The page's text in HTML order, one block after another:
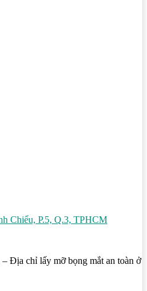
Chiểu, P.5, Q.3, TPHCM
Địa chỉ lấy mỡ bọng mắt an toàn ở